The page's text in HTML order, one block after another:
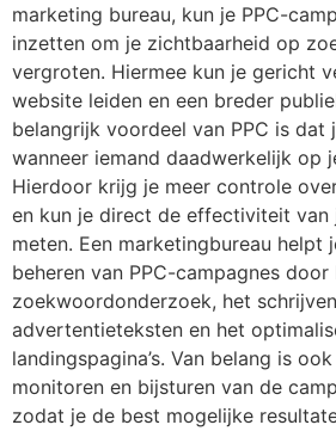
marketing bureau, kun je PPC-
inzetten om je zichtbaarheid op
vergroten. Hiermee kun je gericht
website leiden en een breder
belangrijk voordeel van PPC is dat
wanneer iemand daadwerkelijk op
Hierdoor krijg je meer controle
en kun je direct de effectiviteit van
meten. Een marketingbureau helpt
beheren van PPC-campagnes
zoekwoordonderzoek, het
advertentieteksten en het
landingspagina’s. Van belang is
monitoren en bijsturen van de
zodat je de best mogelijke